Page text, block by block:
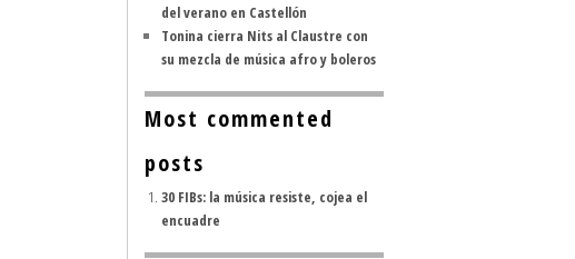
del verano en Castellón
Tonina cierra Nits al Claustre con
su mezcla de música afro y boleros
Most commented
posts
30 FIBs: la música resiste, cojea el
encuadre